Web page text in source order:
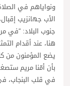
ونواياهم في
الأب جهانزيب
جنوب البلاد: “في
هنا، عند أقدام
يضع المؤمنون من
بأن أمّنا مريم
في قلب البنجاب،